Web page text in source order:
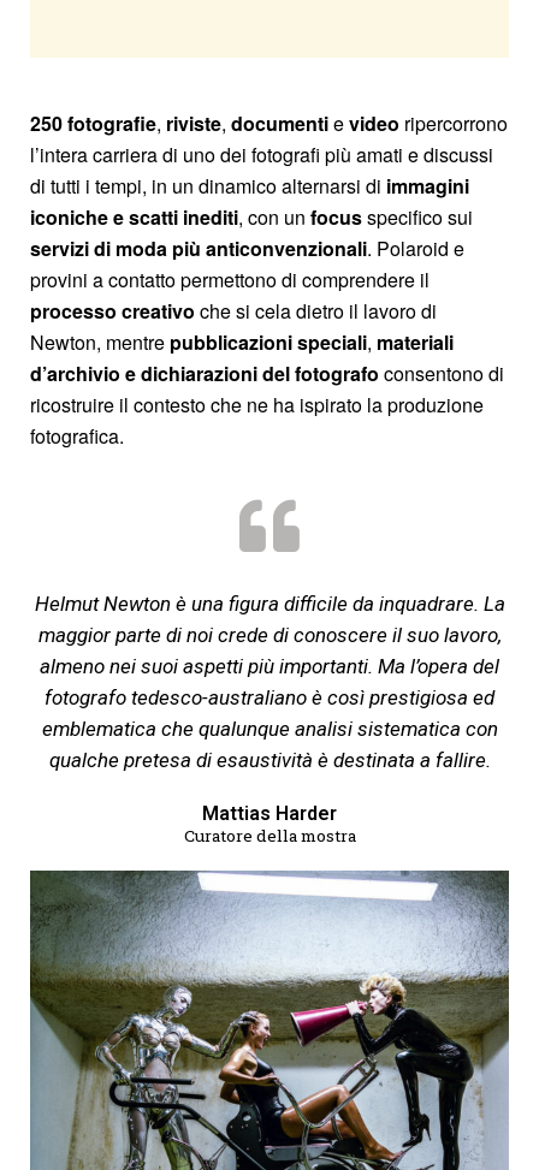
250 fotografie, riviste, documentievideo ripercorrono
l’intera carriera di uno dei fotografi più amati e discussi
di tutti i tempi, in un dinamico alternarsi di immagini
iconiche e scatti inediti, con un focusspecifico sui
servizi di moda più anticonvenzionali. Polaroid e
provini a contatto permettono di comprendere il
processo creativo che si cela dietro il lavoro di
Newton, mentre pubblicazioni speciali, materiali
d’archivio edichiarazioni del fotografo consentono di
ricostruire il contesto che ne ha ispirato la produzione
fotografica.
Helmut Newton è una figura difficile da inquadrare. La
maggior parte di noi crede di conoscere il suo lavoro,
almeno nei suoi aspetti più importanti. Ma l’opera del
fotografo tedesco-australiano è così prestigiosa ed
emblematica che qualunque analisi sistematica con
qualche pretesa di esaustività è destinata a fallire.
Mattias Harder
Curatore della mostra